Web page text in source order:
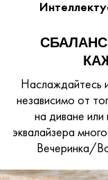
Наслаждайтесь
независимо от
на диване
эквалайзера
Вечеринка/